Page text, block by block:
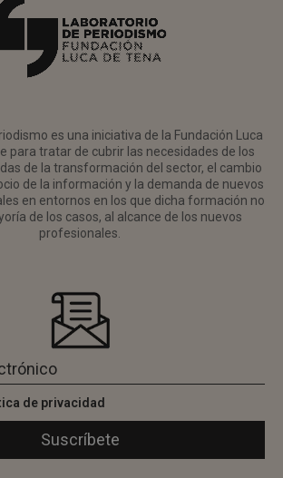
es una iniciativa de la Fundación Luca
para tratar de cubrir las necesidades de los
de la transformación del sector, el cambio
de la información y la demanda de nuevos
en entornos en los que dicha formación no
de los casos, al alcance de los nuevos
profesionales.
de privacidad